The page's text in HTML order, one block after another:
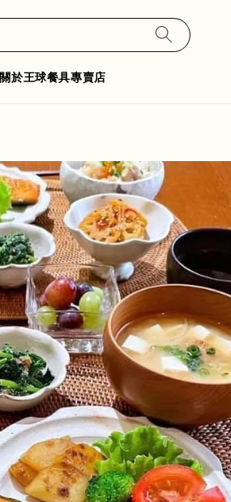
關於王球餐具專賣店